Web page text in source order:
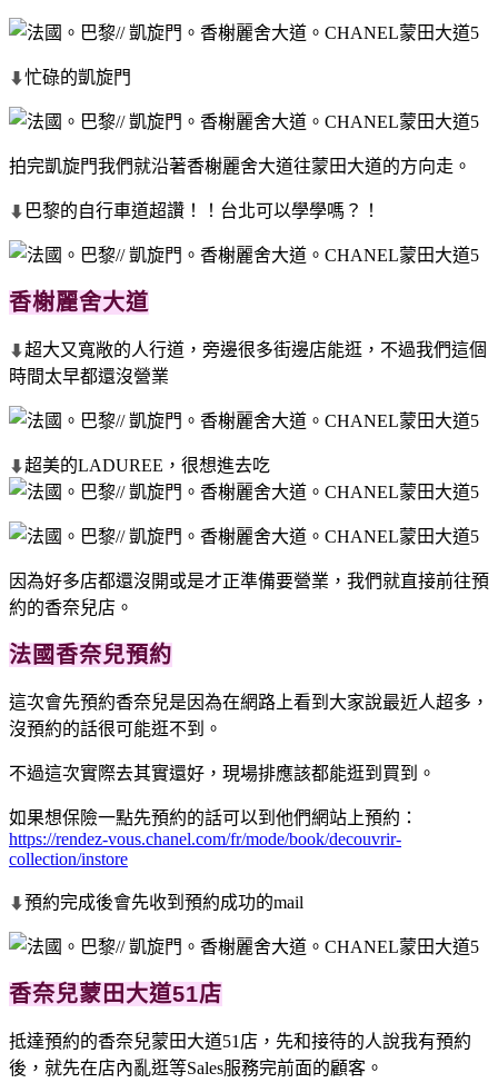
⬇忙碌的凱旋門
拍完凱旋門我們就沿著香榭麗舍大道往蒙田大道的方向走。
⬇ 巴黎的自行車道超讚！！台北可以學學嗎？！
香榭麗舍大道
⬇超大又寬敞的人行道，旁邊很多街邊店能逛，不過我們這個
時間太早都還沒營業
⬇超美的LADUREE，很想進去吃
因為好多店都還沒開或是才正準備要營業，我們就直接前往預
約的香奈兒店。
法國香奈兒預約
這次會先預約香奈兒是因為在網路上看到大家說最近人超多，
沒預約的話很可能逛不到。
不過這次實際去其實還好，現場排應該都能逛到買到。
如果想保險一點先預約的話可以到他們網站上預約：
https://rendez-vous.chanel.com/fr/mode/book/decouvrir-
collection/instore
⬇預約完成後會先收到預約成功的mail
香奈兒蒙田大道51店
抵達預約的香奈兒蒙田大道51店，先和接待的人說我有預約
後，就先在店內亂逛等Sales服務完前面的顧客。